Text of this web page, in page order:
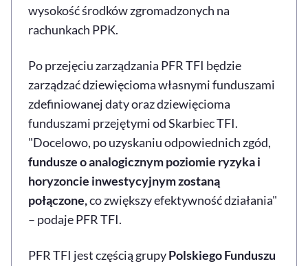
wysokość środków zgromadzonych na
rachunkach PPK.
Po przejęciu zarządzania PFR TFI będzie
zarządzać dziewięcioma własnymi funduszami
zdefiniowanej daty oraz dziewięcioma
funduszami przejętymi od Skarbiec TFI.
"Docelowo, po uzyskaniu odpowiednich zgód,
fundusze o analogicznym poziomie ryzyka i
horyzoncie inwestycyjnym zostaną
połączone,co zwiększy efektywność działania"
– podaje PFR TFI.
PFR TFI jest częścią grupyPolskiego Funduszu